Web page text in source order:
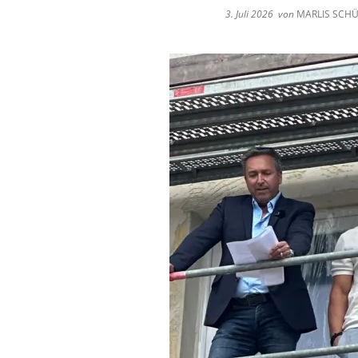
3. Juli 2026 von MARLIS